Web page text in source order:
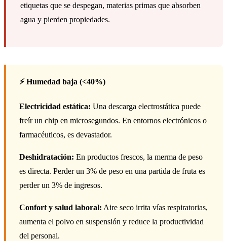
etiquetas que se despegan, materias primas que absorben
agua y pierden propiedades.
⚡ Humedad baja (<40%)
Electricidad estática: Una descarga electrostática puede
freír un chip en microsegundos. En entornos electrónicos o
farmacéuticos, es devastador.
Deshidratación: En productos frescos, la merma de peso
es directa. Perder un 3% de peso en una partida de fruta es
perder un 3% de ingresos.
Confort y salud laboral: Aire seco irrita vías respiratorias,
aumenta el polvo en suspensión y reduce la productividad
del personal.